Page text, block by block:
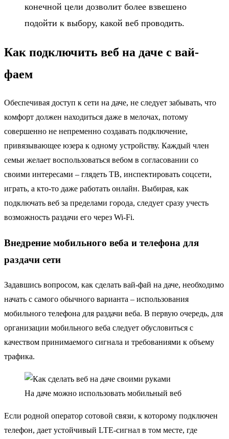
конечной цели дозволит более взвешено
подойти к выбору, какой веб проводить.
Как подключить веб на даче с вай-
фаем
Обеспечивая доступ к сети на даче, не следует забывать, что
комфорт должен находиться даже в мелочах, потому
совершенно не непременно создавать подключение,
привязывающее юзера к одному устройству. Каждый член
семьи желает воспользоваться вебом в согласовании со
своими интересами – глядеть ТВ, инспектировать соцсети,
играть, а кто-то даже работать онлайн. Выбирая, как
подключать веб за пределами города, следует сразу учесть
возможность раздачи его через Wi-Fi.
Внедрение мобильного веба и телефона для
раздачи сети
Задавшись вопросом, как сделать вай-фай на даче, необходимо
начать с самого обычного варианта – использования
мобильного телефона для раздачи веба. В первую очередь, для
организации мобильного веба следует обусловиться с
качеством принимаемого сигнала и требованиями к объему
трафика.
На даче можно использовать мобильный веб
Если родной оператор сотовой связи, к которому подключен
телефон, дает устойчивый LTE-сигнал в том месте, где